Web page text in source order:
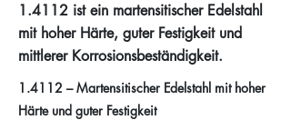
1.4112 ist ein martensitischer Edelstahl
mit hoher Härte, guter Festigkeit und
mittlerer Korrosionsbeständigkeit.
1.4112 – Martensitischer Edelstahl mit hoher
Härte und guter Festigkeit